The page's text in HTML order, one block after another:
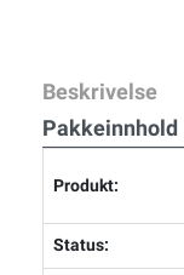
Beskrivelse
Pakkeinnhold